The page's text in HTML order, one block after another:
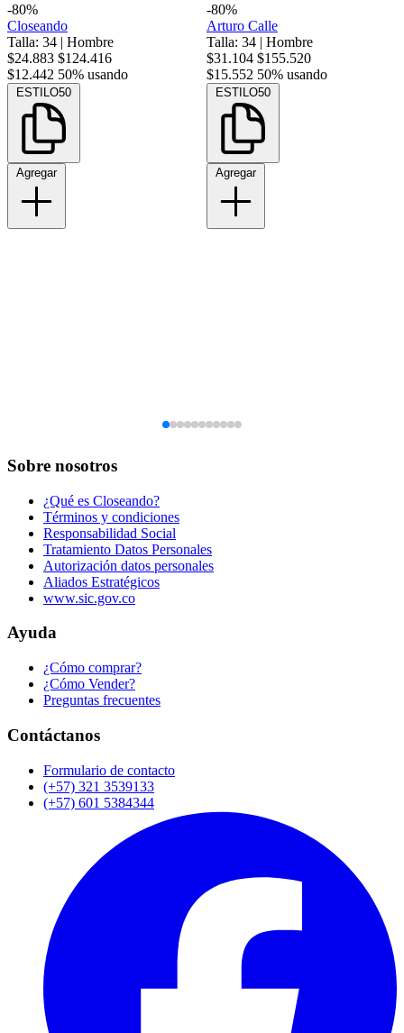
-80%
Closeando
Talla: 34 | Hombre
$24.883 $124.416
$12.442 50% usando
ESTILO50
Agregar
-80%
Arturo Calle
Talla: 34 | Hombre
$31.104 $155.520
$15.552 50% usando
ESTILO50
Agregar
Sobre nosotros
¿Qué es Closeando?
Términos y condiciones
Responsabilidad Social
Tratamiento Datos Personales
Autorización datos personales
Aliados Estratégicos
www.sic.gov.co
Ayuda
¿Cómo comprar?
¿Cómo Vender?
Preguntas frecuentes
Contáctanos
Formulario de contacto
(+57) 321 3539133
(+57) 601 5384344